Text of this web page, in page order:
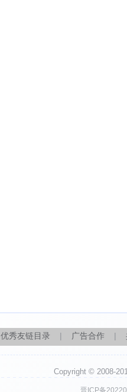
优秀友链目录 | 广告合作 |
Copyright © 2008-
晋ICP备